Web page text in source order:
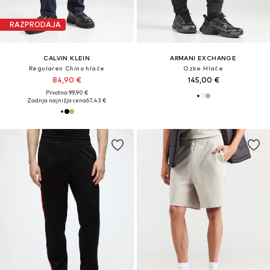
RAZPRODAJA
CALVIN KLEIN
Regularen Chino hlače
84,90 €
Prvotno: 99,90 €
Zadnja najnižja cena67,43 €
ARMANI EXCHANGE
Ozke Hlače
145,00 €